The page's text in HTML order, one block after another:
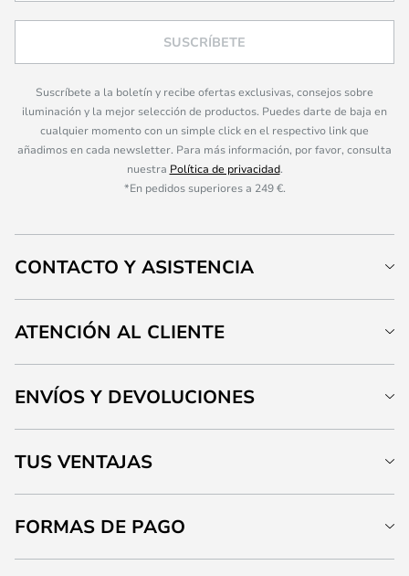
SUSCRÍBETE
Suscríbete a la boletín y recibe ofertas exclusivas, consejos sobre
iluminación y la mejor selección de productos. Puedes darte de baja en
cualquier momento con un simple click en el respectivo link que
añadimos en cada newsletter. Para más información, por favor, consulta
nuestra Política de privacidad.
*En pedidos superiores a 249 €.
CONTACTO Y ASISTENCIA
ATENCIÓN AL CLIENTE
ENVÍOS Y DEVOLUCIONES
TUS VENTAJAS
FORMAS DE PAGO